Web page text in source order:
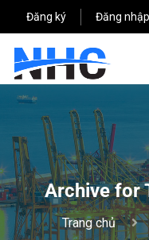
Đăng ký Đăng nhập
Archive for
Trang chủ